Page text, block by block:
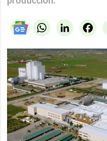
WhatsAppLinkedIn